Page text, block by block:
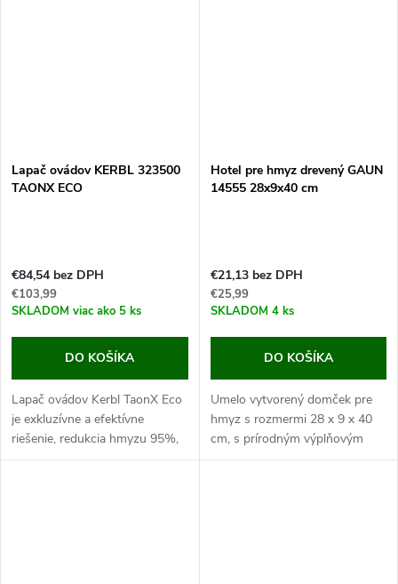
Lapač ovádov KERBL 323500
TAONX ECO
€84,54 bez DPH
€103,99
SKLADOM viac ako 5 ks
DO KOŠÍKA
Lapač ovádov Kerbl TaonX Eco
je exkluzívne a efektívne
riešenie, redukcia hmyzu 95%,
pre vonkajšie priestory s
Hotel pre hmyz drevený GAUN
14555 28x9x40 cm
€21,13 bez DPH
€25,99
SKLADOM 4 ks
DO KOŠÍKA
Umelo vytvorený domček pre
hmyz s rozmermi 28 x 9 x 40
cm, s prírodným výplňovým
materiálom (šišky, bambus,